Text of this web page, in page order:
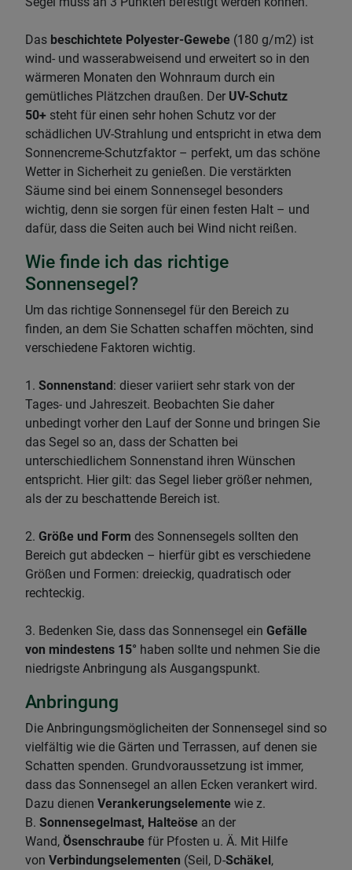
Das beschichtete Polyester-Gewebe (180 g/m2) ist
wind- und wasserabweisend und erweitert so in den
wärmeren Monaten den Wohnraum durch ein
gemütliches Plätzchen draußen. Der UV-Schutz
50+ steht für einen sehr hohen Schutz vor der
schädlichen UV-Strahlung und entspricht in etwa dem
Sonnencreme-Schutzfaktor – perfekt, um das schöne
Wetter in Sicherheit zu genießen. Die verstärkten
Säume sind bei einem Sonnensegel besonders
wichtig, denn sie sorgen für einen festen Halt – und
dafür, dass die Seiten auch bei Wind nicht reißen.
Wie finde ich das richtige
Sonnensegel?
Um das richtige Sonnensegel für den Bereich zu
finden, an dem Sie Schatten schaffen möchten, sind
verschiedene Faktoren wichtig.
1. Sonnenstand: dieser variiert sehr stark von der
Tages- und Jahreszeit. Beobachten Sie daher
unbedingt vorher den Lauf der Sonne und bringen Sie
das Segel so an, dass der Schatten bei
unterschiedlichem Sonnenstand ihren Wünschen
entspricht. Hier gilt: das Segel lieber größer nehmen,
als der zu beschattende Bereich ist.
2. Größe und Form des Sonnensegels sollten den
Bereich gut abdecken – hierfür gibt es verschiedene
Größen und Formen: dreieckig, quadratisch oder
rechteckig.
3. Bedenken Sie, dass das Sonnensegel ein Gefälle
von mindestens 15° haben sollte und nehmen Sie die
niedrigste Anbringung als Ausgangspunkt.
Anbringung
Die Anbringungsmöglicheiten der Sonnensegel sind so
vielfältig wie die Gärten und Terrassen, auf denen sie
Schatten spenden. Grundvoraussetzung ist immer,
dass das Sonnensegel an allen Ecken verankert wird.
Dazu dienen Verankerungselemente wie z.
B. Sonnensegelmast, Halteöse an der
Wand, Ösenschraube für Pfosten u. Ä. Mit Hilfe
von Verbindungselementen (Seil, D-Schäkel,